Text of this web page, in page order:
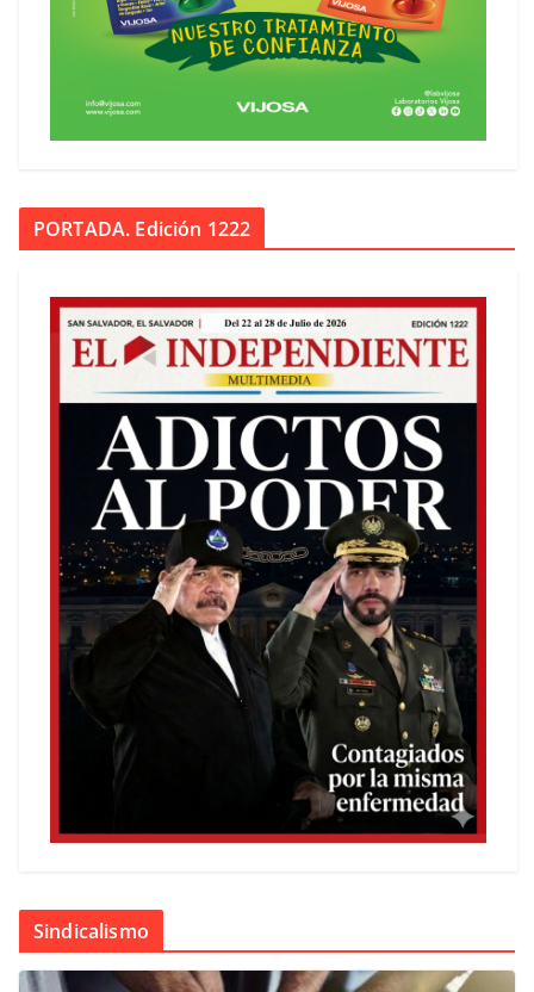
PORTADA. Edición 1222
Sindicalismo